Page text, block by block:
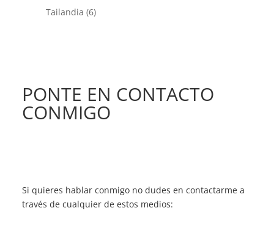
Tailandia (6)
PONTE EN CONTACTO
CONMIGO
Si quieres hablar conmigo no dudes en contactarme a
través de cualquier de estos medios: